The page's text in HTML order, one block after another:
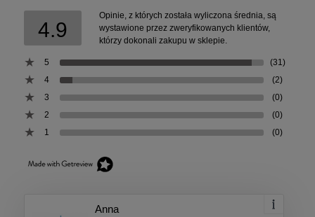
4.9
Opinie, z których została wyliczona średnia, są
wystawione przez zweryfikowanych klientów,
którzy dokonali zakupu w sklepie.
5
(31)
4
(2)
3
(0)
2
(0)
1
(0)
Anna